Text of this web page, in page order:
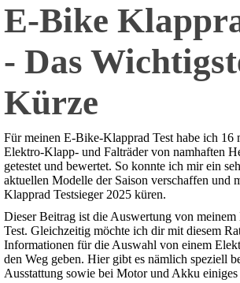
E-Bike
- Das
Kürze
Für meinen E-Bike-Klapprad Test habe ich 16
Elektro-Klapp- und Falträder von namhaften
getestet und bewertet. So konnte ich mir ein
aktuellen Modelle der Saison verschaffen und
Klapprad Testsieger 2025 küren.
Dieser Beitrag ist die Auswertung von
Test. Gleichzeitig möchte ich dir mit diesem
Informationen für die Auswahl von einem
den Weg geben. Hier gibt es nämlich speziell
Ausstattung sowie bei Motor und Akku einiges